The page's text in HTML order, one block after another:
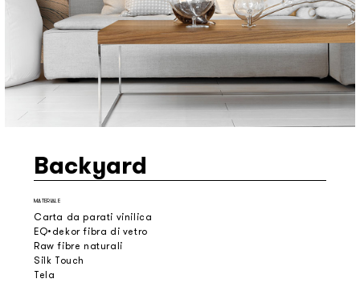
Backyard
MATERIALE
Carta da parati vinilica
EQ•dekor fibra di vetro
Raw fibre naturali
Silk Touch
Tela